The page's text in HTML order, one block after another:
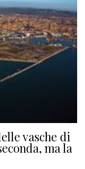
vasche di
ma la